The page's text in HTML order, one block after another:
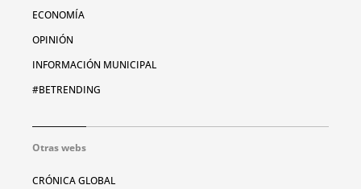
ECONOMÍA
OPINIÓN
INFORMACIÓN MUNICIPAL
#BETRENDING
Otras webs
CRÓNICA GLOBAL